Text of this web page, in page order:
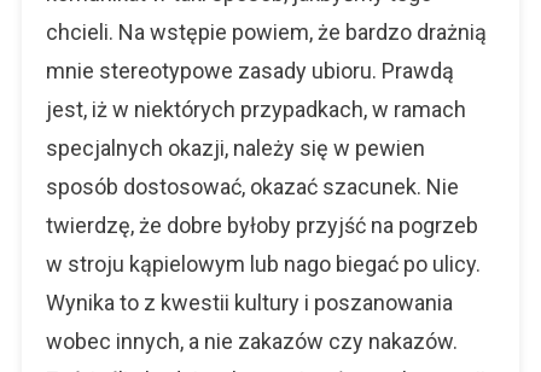
chcieli. Na wstępie powiem, że bardzo drażnią
mnie stereotypowe zasady ubioru. Prawdą
jest, iż w niektórych przypadkach, w ramach
specjalnych okazji, należy się w pewien
sposób dostosować, okazać szacunek. Nie
twierdzę, że dobre byłoby przyjść na pogrzeb
w stroju kąpielowym lub nago biegać po ulicy.
Wynika to z kwestii kultury i poszanowania
wobec innych, a nie zakazów czy nakazów.